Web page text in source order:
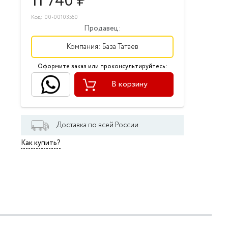
Код: 00-00103560
Продавец:
Компания: База Татаев
Оформите заказ или проконсультируйтесь:
В корзину
Доставка по всей России
Как купить?